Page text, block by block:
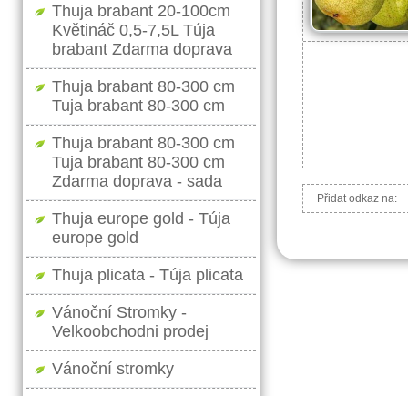
Thuja brabant 20-100cm
Květináč 0,5-7,5L Túja
brabant Zdarma doprava
Thuja brabant 80-300 cm
Tuja brabant 80-300 cm
Thuja brabant 80-300 cm
Tuja brabant 80-300 cm
Zdarma doprava - sada
Thuja europe gold - Túja
europe gold
Thuja plicata - Túja plicata
Vánoční Stromky -
Velkoobchodni prodej
Vánoční stromky
Přidat odkaz na: